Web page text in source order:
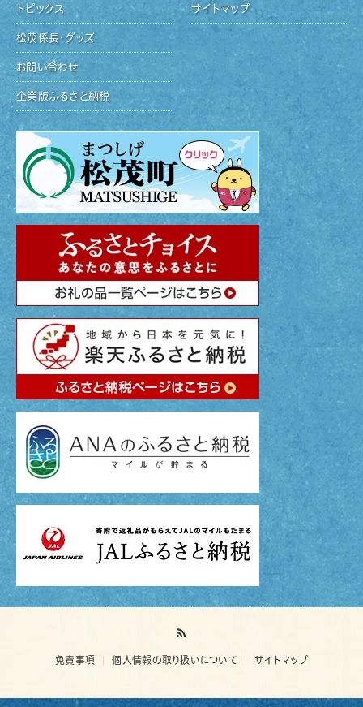
トピックス
松茂係長・グッズ
お問い合わせ
企業版ふるさと納税
サイトマップ
免責事項 個人情報の取り扱いについて サイトマップ